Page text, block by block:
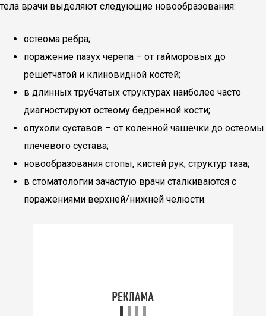
тела врачи выделяют следующие новообразования:
остеома ребра;
поражение пазух черепа – от гайморовых до
решетчатой и клиновидной костей;
в длинных трубчатых структурах наиболее часто
диагностируют остеому бедренной кости;
опухоли суставов – от коленной чашечки до остеомы
плечевого сустава;
новообразования стопы, кистей рук, структур таза;
в стоматологии зачастую врачи сталкиваются с
поражениями верхней/нижней челюсти.